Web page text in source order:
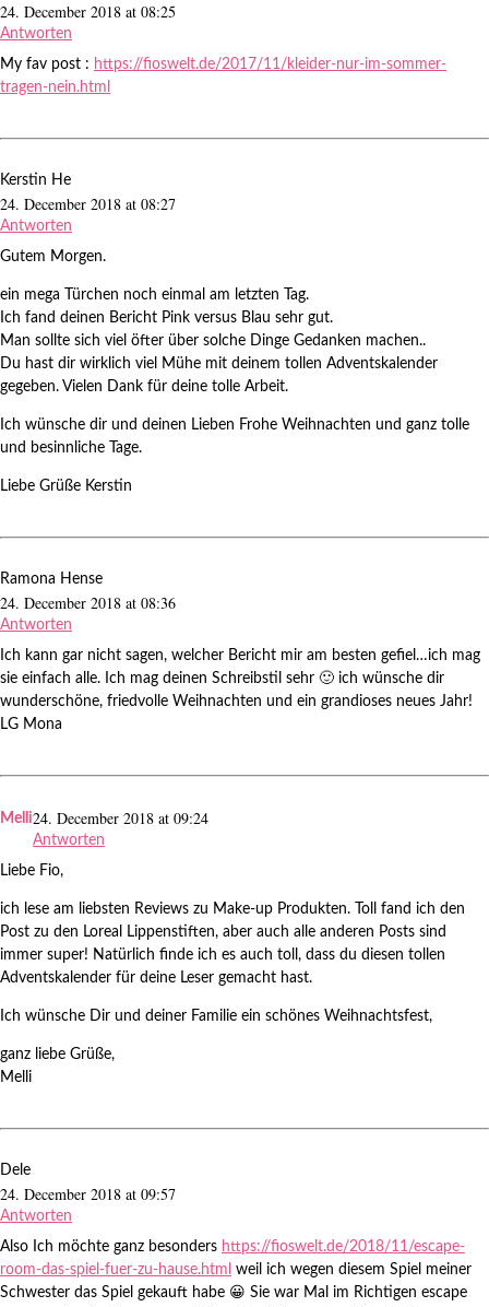
24. December 2018 at 08:25
Antworten
My fav post : https://fioswelt.de/2017/11/kleider-nur-im-sommer-
tragen-nein.html
Kerstin He
24. December 2018 at 08:27
Antworten
Gutem Morgen.
ein mega Türchen noch einmal am letzten Tag.
Ich fand deinen Bericht Pink versus Blau sehr gut.
Man sollte sich viel öfter über solche Dinge Gedanken machen..
Du hast dir wirklich viel Mühe mit deinem tollen Adventskalender
gegeben. Vielen Dank für deine tolle Arbeit.
Ich wünsche dir und deinen Lieben Frohe Weihnachten und ganz tolle
und besinnliche Tage.
Liebe Grüße Kerstin
Ramona Hense
24. December 2018 at 08:36
Antworten
Ich kann gar nicht sagen, welcher Bericht mir am besten gefiel…ich mag
sie einfach alle. Ich mag deinen Schreibstil sehr 🙂 ich wünsche dir
wunderschöne, friedvolle Weihnachten und ein grandioses neues Jahr!
LG Mona
Melli24. December 2018 at 09:24
Antworten
Liebe Fio,
ich lese am liebsten Reviews zu Make-up Produkten. Toll fand ich den
Post zu den Loreal Lippenstiften, aber auch alle anderen Posts sind
immer super! Natürlich finde ich es auch toll, dass du diesen tollen
Adventskalender für deine Leser gemacht hast.
Ich wünsche Dir und deiner Familie ein schönes Weihnachtsfest,
ganz liebe Grüße,
Melli
Dele
24. December 2018 at 09:57
Antworten
Also Ich möchte ganz besonders https://fioswelt.de/2018/11/escape-
room-das-spiel-fuer-zu-hause.html weil ich wegen diesem Spiel meiner
Schwester das Spiel gekauft habe 😀 Sie war Mal im Richtigen escape